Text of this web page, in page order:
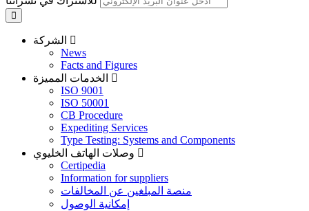
News
Facts and Figures
ISO 9001
ISO 50001
CB Procedure
Expediting Services
Type Testing: Systems and Components
Certipedia
Information for suppliers
منصة المبلغين عن المخالفات
إمكانية الوصول